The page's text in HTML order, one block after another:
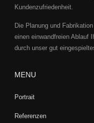
Kundenzufriedenheit.
Die Planung und
einen einwandfreien Ablauf
durch unser gut
MENU
Portrait
Referenzen